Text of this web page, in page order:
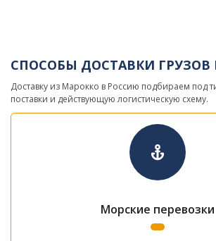
СПОСОБЫ ДОСТАВКИ ГРУЗОВ
Доставку из Марокко в Россию подбираем под
поставки и действующую логистическую схему.
Морские перевозки